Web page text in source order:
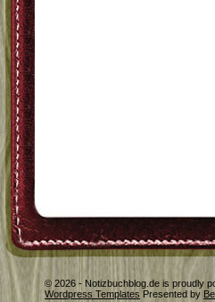
© 2026 - Notizbuchblog.de is proudly
Wordpress Templates Presented by